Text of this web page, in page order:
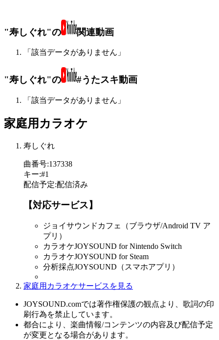
"寿しぐれ"の 関連動画
「該当データがありません」
"寿しぐれ"の #うたスキ動画
「該当データがありません」
家庭用カラオケ
寿しぐれ
曲番号:137338
キー:#1
配信予定:配信済み
【対応サービス】
ジョイサウンドカフェ（ブラウザ/Android TV ア
プリ）
カラオケJOYSOUND for Nintendo Switch
カラオケJOYSOUND for Steam
分析採点JOYSOUND（スマホアプリ）
家庭用カラオケサービスを見る
JOYSOUND.comでは著作権保護の観点より、歌詞の印
刷行為を禁止しています。
都合により、楽曲情報/コンテンツの内容及び配信予定
が変更となる場合があります。